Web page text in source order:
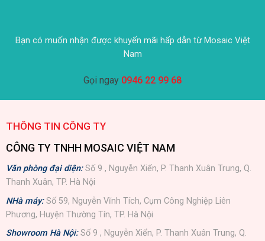
Bạn có muốn nhận được khuyến mãi hấp dẫn từ Mosaic Việt
Nam
Gọi ngay 0946 22 99 68
THÔNG TIN CÔNG TY
CÔNG TY TNHH MOSAIC VIỆT NAM
Văn phòng đại diện:Số 9 , Nguyễn Xiển, P. Thanh Xuân Trung, Q.
Thanh Xuân, TP. Hà Nội
NHà máy: Số 59, Nguyễn Vĩnh Tích, Cụm Công Nghiệp Liên
Phương, Huyện Thường Tín, TP. Hà Nội
Showroom Hà Nội: Số 9 , Nguyễn Xiển, P. Thanh Xuân Trung, Q.